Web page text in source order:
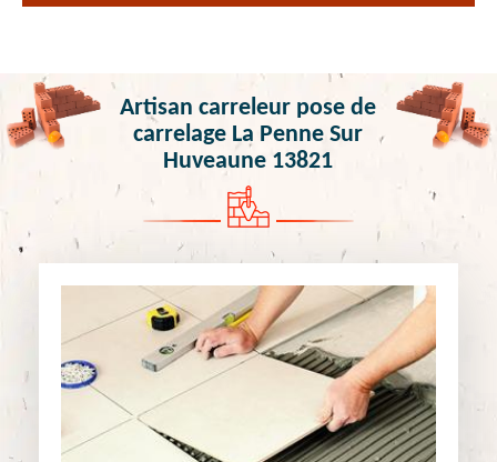
Artisan carreleur pose de
carrelage La Penne Sur
Huveaune 13821